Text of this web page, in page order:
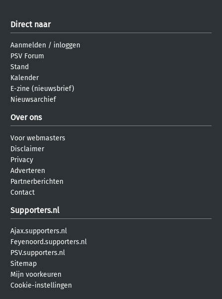
Direct naar
Aanmelden / inloggen
PSV Forum
Stand
Kalender
E-zine (nieuwsbrief)
Nieuwsarchief
Over ons
Voor webmasters
Disclaimer
Privacy
Adverteren
Partnerberichten
Contact
Supporters.nl
Ajax.supporters.nl
Feyenoord.supporters.nl
PSV.supporters.nl
Sitemap
Mijn voorkeuren
Cookie-instellingen